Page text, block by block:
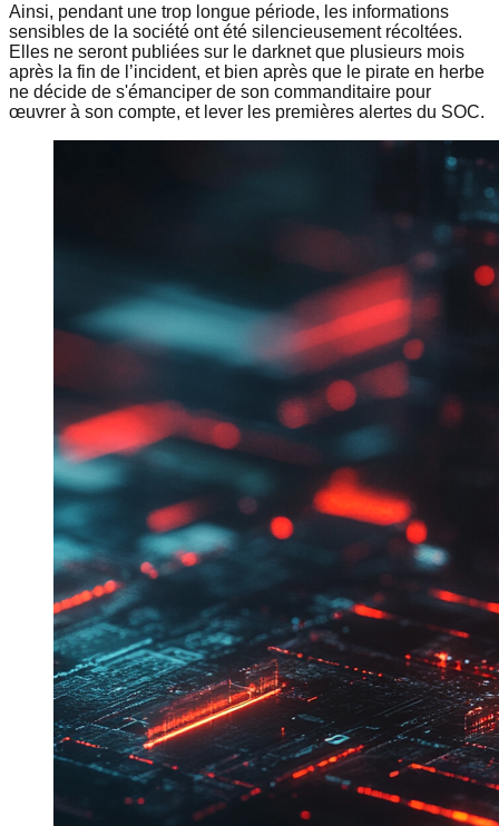
Ainsi, pendant une trop longue période, les informations
sensibles de la société ont été silencieusement récoltées.
Elles ne seront publiées sur le darknet que plusieurs mois
après la fin de l’incident, et bien après que le pirate en herbe
ne décide de s'émanciper de son commanditaire pour
œuvrer à son compte, et lever les premières alertes du SOC.